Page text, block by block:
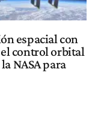
espacial con
el control orbital
NASA para